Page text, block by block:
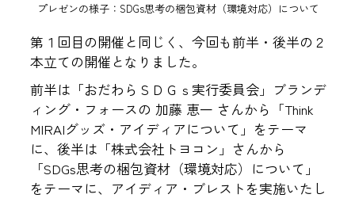
プレゼンの様子：SDGs思考の梱包資材（環境対応）について
第１回目の開催と同じく、今回も前半・後半の２
本立ての開催となりました。
前半は「おだわらＳＤＧｓ実行委員会」ブランデ
ィング・フォースの 加藤 恵一 さんから「Think
MIRAIグッズ・アイディアについて」をテーマ
に、後半は「株式会社トヨコン」さんから
「SDGs思考の梱包資材（環境対応）について」
をテーマに、アイディア・ブレストを実施いたし